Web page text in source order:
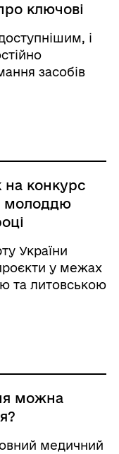
ключові
і
засобів
на конкурс
молоддю
України
у межах
та литовською
можна
медичний